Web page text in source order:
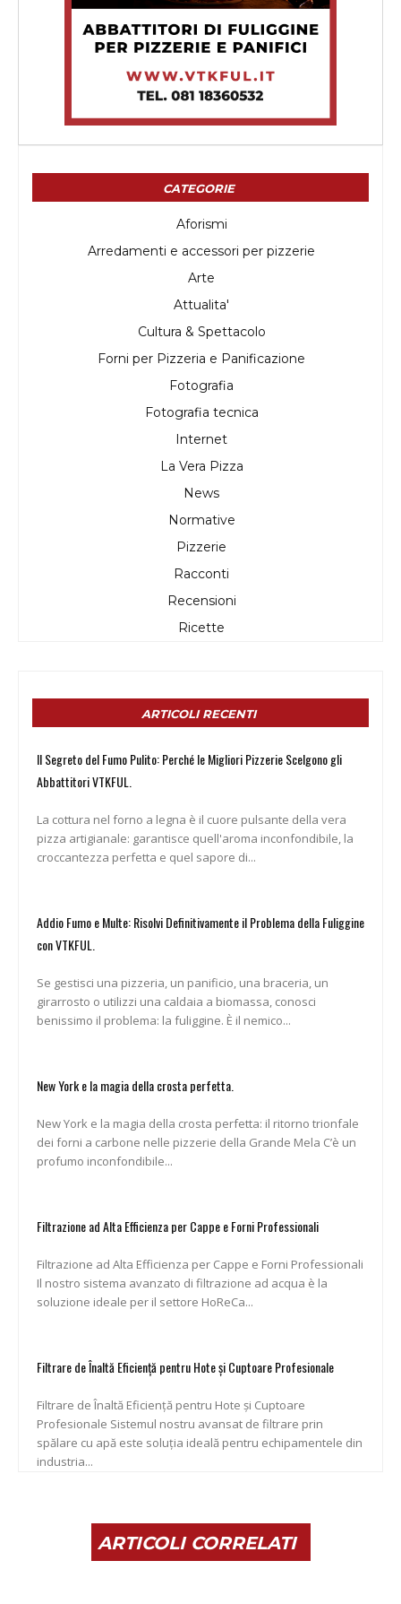
CATEGORIE
Aforismi
Arredamenti e accessori per pizzerie
Arte
Attualita'
Cultura & Spettacolo
Forni per Pizzeria e Panificazione
Fotografia
Fotografia tecnica
Internet
La Vera Pizza
News
Normative
Pizzerie
Racconti
Recensioni
Ricette
ARTICOLI RECENTI
Il Segreto del Fumo Pulito: Perché le Migliori Pizzerie Scelgono gli
Abbattitori VTKFUL.
La cottura nel forno a legna è il cuore pulsante della vera
pizza artigianale: garantisce quell'aroma inconfondibile, la
croccantezza perfetta e quel sapore di...
Addio Fumo e Multe: Risolvi Definitivamente il Problema della Fuliggine
con VTKFUL.
Se gestisci una pizzeria, un panificio, una braceria, un
girarrosto o utilizzi una caldaia a biomassa, conosci
benissimo il problema: la fuliggine. È il nemico...
New York e la magia della crosta perfetta.
New York e la magia della crosta perfetta: il ritorno trionfale
dei forni a carbone nelle pizzerie della Grande Mela C’è un
profumo inconfondibile...
Filtrazione ad Alta Efficienza per Cappe e Forni Professionali
Filtrazione ad Alta Efficienza per Cappe e Forni Professionali
Il nostro sistema avanzato di filtrazione ad acqua è la
soluzione ideale per il settore HoReCa...
Filtrare de Înaltă Eficiență pentru Hote și Cuptoare Profesionale
Filtrare de Înaltă Eficiență pentru Hote și Cuptoare
Profesionale Sistemul nostru avansat de filtrare prin
spălare cu apă este soluția ideală pentru echipamentele din
industria...
ARTICOLI CORRELATI